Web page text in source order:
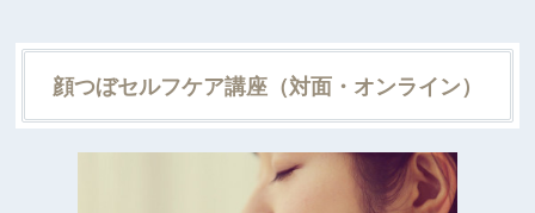
顔つぼセルフケア講座（対面・オンライン）